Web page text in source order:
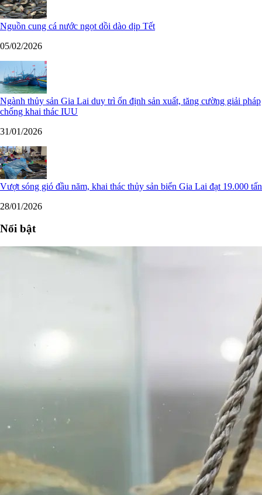
Nguồn cung cá nước ngọt dồi dào dịp Tết
05/02/2026
Ngành thủy sản Gia Lai duy trì ổn định sản xuất, tăng cường giải pháp
chống khai thác IUU
31/01/2026
Vượt sóng gió đầu năm, khai thác thủy sản biển Gia Lai đạt 19.000 tấn
28/01/2026
Nổi bật